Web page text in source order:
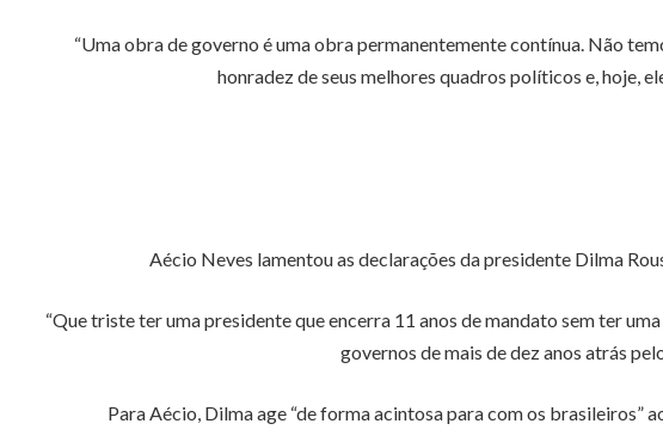
“Uma obra de governo é uma obra permanentemente contínua. Não
honradez de seus melhores quadros políticos e, hoje,
Aécio Neves lamentou as declarações da presidente Dilma
“Que triste ter uma presidente que encerra 11 anos de mandato sem ter
governos de mais de dez anos atrás
Para Aécio, Dilma age “de forma acintosa para com os